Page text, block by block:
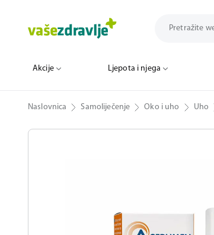
Akcije Ljepota i njega
Naslovnica Samoliječenje Oko i uho Uho